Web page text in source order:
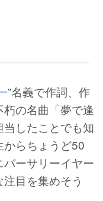
”名義で作詞、作
の名曲「夢で逢
したことでも知
からちょうど50
ーサリーイヤー
目を集めそう